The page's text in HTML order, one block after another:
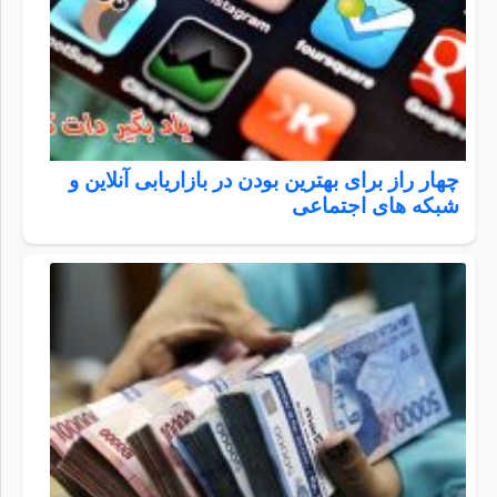
چهار راز برای بهترین بودن در بازاریابی آنلاین و
شبکه های اجتماعی